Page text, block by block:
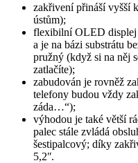
zakřivení přináší vyšší
ústům);
flexibilní OLED displej
a je na bázi substrátu
pružný (když si na něj
zatlačíte);
zabudován je rovněž
telefony budou vždy
záda…“);
výhodou je také větší
palec stále zvládá
šestipalcový; díky
5,2ʺ.